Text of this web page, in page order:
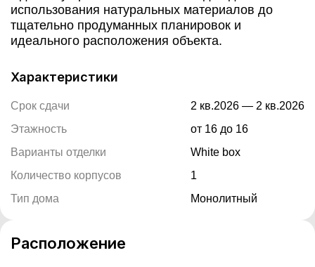
использования натуральных материалов до
тщательно продуманных планировок и
идеального расположения объекта.
Характеристики
Срок сдачи
Этажность
Варианты отделки
Количество корпусов
Тип дома
2 кв.2026 — 2 кв.2026
от 16 до 16
White box
1
Монолитный
Расположение